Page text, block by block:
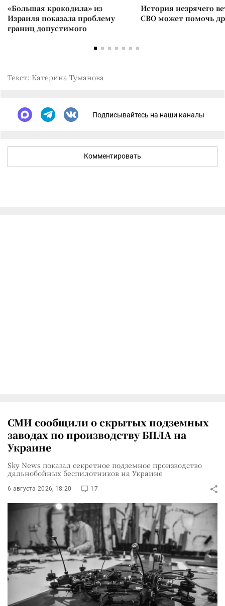
«Большая крокодила» из
Израиля показала проблему
границ допустимого
История незрячего
СВО может помочь
Текст: Катерина Туманова
Подписывайтесь на наши каналы
Комментировать
СМИ сообщили о скрытых подземных
заводах по производству БПЛА на
Украине
Sky News показал секретное подземное производство
дальнобойных беспилотников на Украине
6 августа 2026, 18:20 17